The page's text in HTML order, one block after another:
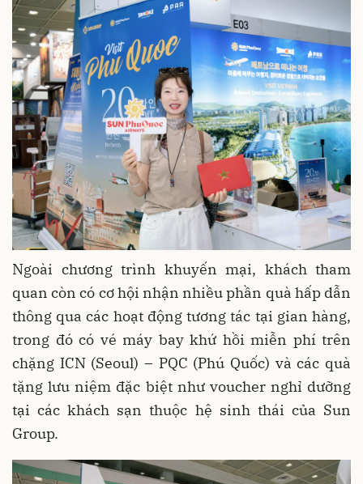
Ngoài chương trình khuyến mại, khách tham
quan còn có cơ hội nhận nhiều phần quà hấp dẫn
thông qua các hoạt động tương tác tại gian hàng,
trong đó có vé máy bay khứ hồi miễn phí trên
chặng ICN (Seoul) – PQC (Phú Quốc) và các quà
tặng lưu niệm đặc biệt như voucher nghỉ dưỡng
tại các khách sạn thuộc hệ sinh thái của Sun
Group.